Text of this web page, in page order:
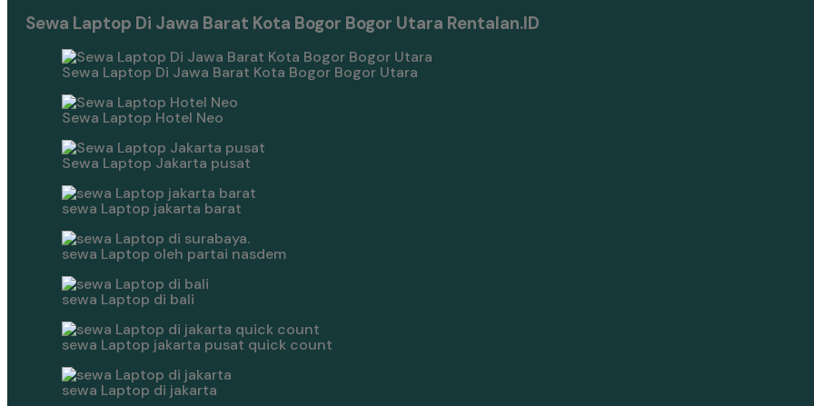
Sewa Laptop Di Jawa Barat Kota Bogor Bogor Utara Rentalan.ID
Sewa Laptop Di Jawa Barat Kota Bogor Bogor Utara
Sewa Laptop Hotel Neo
Sewa Laptop Jakarta pusat
sewa Laptop jakarta barat
sewa Laptop oleh partai nasdem
sewa Laptop di bali
sewa Laptop jakarta pusat quick count
sewa Laptop di jakarta